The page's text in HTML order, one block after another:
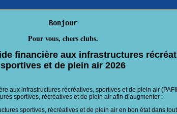
Bonjour
Pour vous, chers clubs.
financière aux infrastructures
sportives et de plein air 2026
aux infrastructures récréatives, sportives et de plein air
sportives, récréatives et de plein air afin d’augmenter :
sportives, récréatives et de plein air en bon état dans